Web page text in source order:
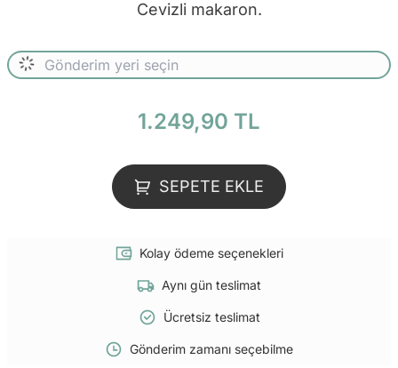
Cevizli makaron.
1.249,90 TL
SEPETE EKLE
Kolay ödeme seçenekleri
Aynı gün teslimat
Ücretsiz teslimat
Gönderim zamanı seçebilme